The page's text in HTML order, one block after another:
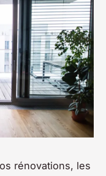
rénovations, les